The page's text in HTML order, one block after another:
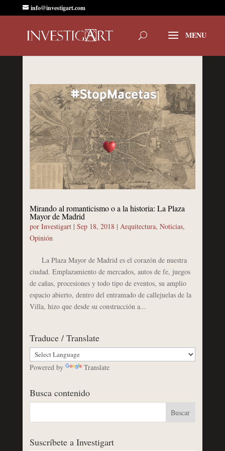
info@investigart.com
Mirando al romanticismo o a la historia: La Plaza
Mayor de Madrid
por Investigart| Sep 18, 2018| Arquitectura, Noticias,
Opinión
La Plaza Mayor de Madrid es el corazón de nuestra
ciudad. Emplazamiento de mercados, autos de fe, juegos
de cañas, procesiones y todo tipo de eventos, su amplio
espacio abierto, dentro del entramado de callejuelas de la
Villa, hizo que desde su construcción a...
Traduce / Translate
Powered by Translate
Busca contenido
Suscríbete a Investigart